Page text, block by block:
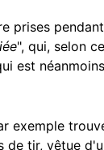
prises
", qui, selon
est
exemple
tir, vêtue